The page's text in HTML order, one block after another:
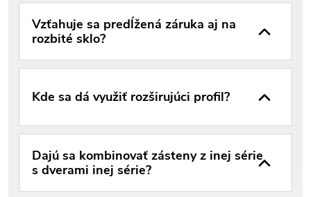
Vzťahuje sa predĺžená záruka aj na
rozbité sklo?
Kde sa dá využiť rozširujúci profil?
Dajú sa kombinovať zásteny z inej série
s dverami inej série?